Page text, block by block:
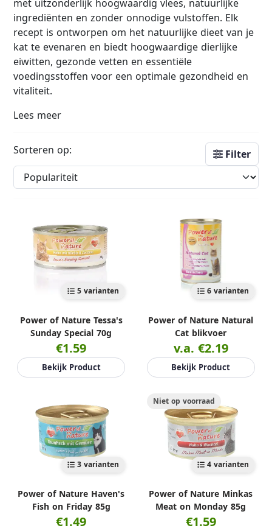
met uitzonderlijk hoogwaardig vlees, natuurlijke
ingrediënten en zonder onnodige vulstoffen. Elk
recept is ontworpen om het natuurlijke dieet van je
kat te evenaren en biedt hoogwaardige dierlijke
eiwitten, gezonde vetten en essentiële
voedingsstoffen voor een optimale gezondheid en
vitaliteit.
Lees meer
Filter
Sorteren op:
5 varianten
Power of Nature Tessa's
Sunday Special 70g
€1.59
Bekijk Product
6 varianten
Power of Nature Natural
Cat blikvoer
v.a. €2.19
Bekijk Product
3 varianten
Power of Nature Haven's
Fish on Friday 85g
€1.49
Niet op voorraad
4 varianten
Power of Nature Minkas
Meat on Monday 85g
€1.59